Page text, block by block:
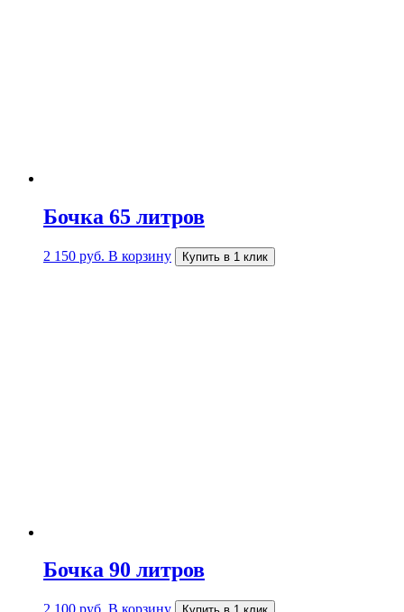
Бочка 65 литров
2 150 руб. В корзину Купить в 1 клик
Бочка 90 литров